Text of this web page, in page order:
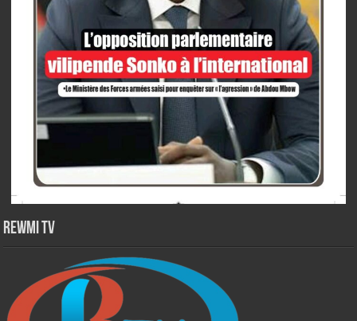
Rewmi TV